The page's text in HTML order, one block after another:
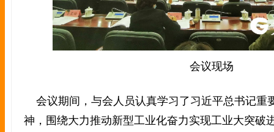
会议现场
会议期间，与会人员认真学习了习近平总书记重
神，围绕大力推动新型工业化奋力实现工业大突破